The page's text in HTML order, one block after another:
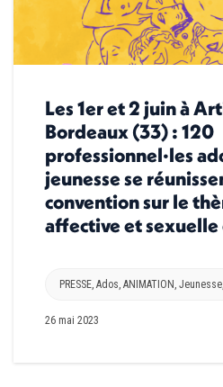
Les 1er et 2 juin à
Bordeaux (33) : 120
professionnel·les
jeunesse se
convention sur le
affective et sexuelle
PRESSE, Ados, ANIMATION , Jeunesse
26 mai 2023